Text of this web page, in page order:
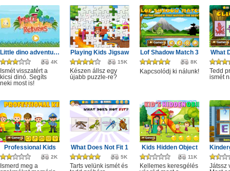
Little dino adventure returns
4K
Ismét visszatért a
kicsi dinó. Segíts
neki most is!
Playing Kids Jigsaw
15K
Készen állsz egy
újabb puzzle-re?
Lof Shadow Match 3
8K
Kapcsolódj ki nálunk!
What
Tedd
ismét
Professional Kids
2K
Ismerd meg a
What Does Not Fit 1
5K
Tarts velünk ismét és
Kids Hidden Object
11K
Kellemes keresgélés
Játssz